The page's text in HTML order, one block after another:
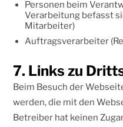
Personen beim
Verarbeitung befasst
Mitarbeiter)
Auftragsverarbeiter
7. Links zu
Beim Besuch der
werden, die mit den
Betreiber hat keinen